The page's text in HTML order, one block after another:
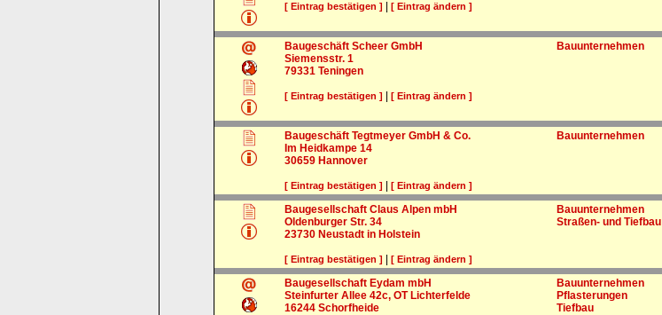
[ Eintrag bestätigen ] [ Eintrag ändern ]
Baugeschäft Scheer GmbH
Siemensstr. 1
79331 Teningen
[ Eintrag bestätigen ] [ Eintrag ändern ]
Bauunternehmen
Baugeschäft Tegtmeyer GmbH & Co.
Im Heidkampe 14
30659 Hannover
[ Eintrag bestätigen ] [ Eintrag ändern ]
Bauunternehmen
Baugesellschaft Claus Alpen mbH
Oldenburger Str. 34
23730 Neustadt in Holstein
[ Eintrag bestätigen ] [ Eintrag ändern ]
Bauunternehmen
Straßen- und Tiefbau
Baugesellschaft Eydam mbH
Steinfurter Allee 42c, OT Lichterfelde
16244 Schorfheide
Bauunternehmen
Pflasterungen
Tiefbau